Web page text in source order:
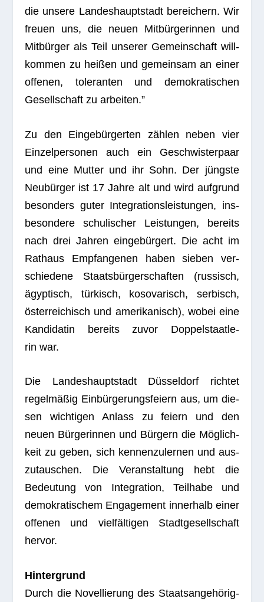
die unsere Lan­des­haupt­stadt berei­chern. Wir
freuen uns, die neuen Mit­bür­ge­rin­nen und
Mit­bür­ger als Teil unse­rer Gemein­schaft will­
kom­men zu hei­ßen und gemein­sam an einer
offe­nen, tole­ran­ten und demo­kra­ti­schen
Gesell­schaft zu arbeiten.”
Zu den Ein­ge­bür­ger­ten zäh­len neben vier
Ein­zel­per­so­nen auch ein Geschwis­ter­paar
und eine Mut­ter und ihr Sohn. Der jüngste
Neu­bür­ger ist 17 Jahre alt und wird auf­grund
beson­ders guter Inte­gra­ti­ons­leis­tun­gen, ins­
be­son­dere schu­li­scher Leis­tun­gen, bereits
nach drei Jah­ren ein­ge­bür­gert. Die acht im
Rat­haus Emp­fan­ge­nen haben sie­ben ver­
schie­dene Staats­bür­ger­schaf­ten (rus­sisch,
ägyp­tisch, tür­kisch, koso­va­risch, ser­bisch,
öster­rei­chisch und ame­ri­ka­nisch), wobei eine
Kan­di­da­tin bereits zuvor Dop­pel­staat­le­
rin war.
Die Lan­des­haupt­stadt Düs­sel­dorf rich­tet
regel­mä­ßig Ein­bür­ge­rungs­fei­ern aus, um die­
sen wich­ti­gen Anlass zu fei­ern und den
neuen Bür­ge­rin­nen und Bür­gern die Mög­lich­
keit zu geben, sich ken­nen­zu­ler­nen und aus­
zu­tau­schen. Die Ver­an­stal­tung hebt die
Bedeu­tung von Inte­gra­tion, Teil­habe und
demo­kra­ti­schem Enga­ge­ment inner­halb einer
offe­nen und viel­fäl­ti­gen Stadt­ge­sell­schaft
hervor.
Hin­ter­grund
Durch die Novel­lie­rung des Staats­an­ge­hö­rig­